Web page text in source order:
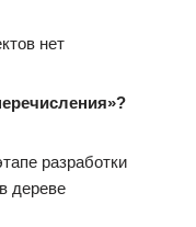
нет
разработки
дереве